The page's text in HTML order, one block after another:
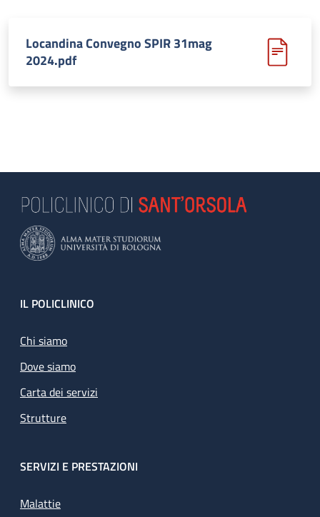
Locandina Convegno SPIR 31mag
2024.pdf
Footer
IL POLICLINICO
Chi siamo
Dove siamo
Carta dei servizi
Strutture
SERVIZI E PRESTAZIONI
Malattie